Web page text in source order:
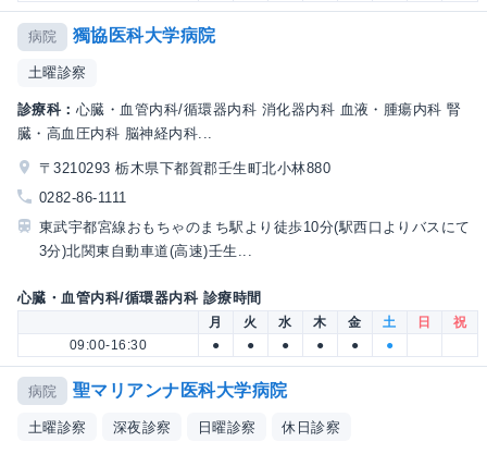
病院 獨協医科大学病院
土曜診察
診療科： 心臓・血管内科/循環器内科 消化器内科 血液・腫瘍内科 腎
臓・高血圧内科 脳神経内科...
〒3210293 栃木県下都賀郡壬生町北小林880
0282-86-1111
東武宇都宮線おもちゃのまち駅より徒歩10分(駅西口よりバスにて
3分)北関東自動車道(高速)壬生...
心臓・血管内科/循環器内科 診療時間
月 火 水 木 金 土 日
祝
09:00-16:30
● ● ● ● ● ●
病院 聖マリアンナ医科大学病院
土曜診察 深夜診察 日曜診察 休日診察